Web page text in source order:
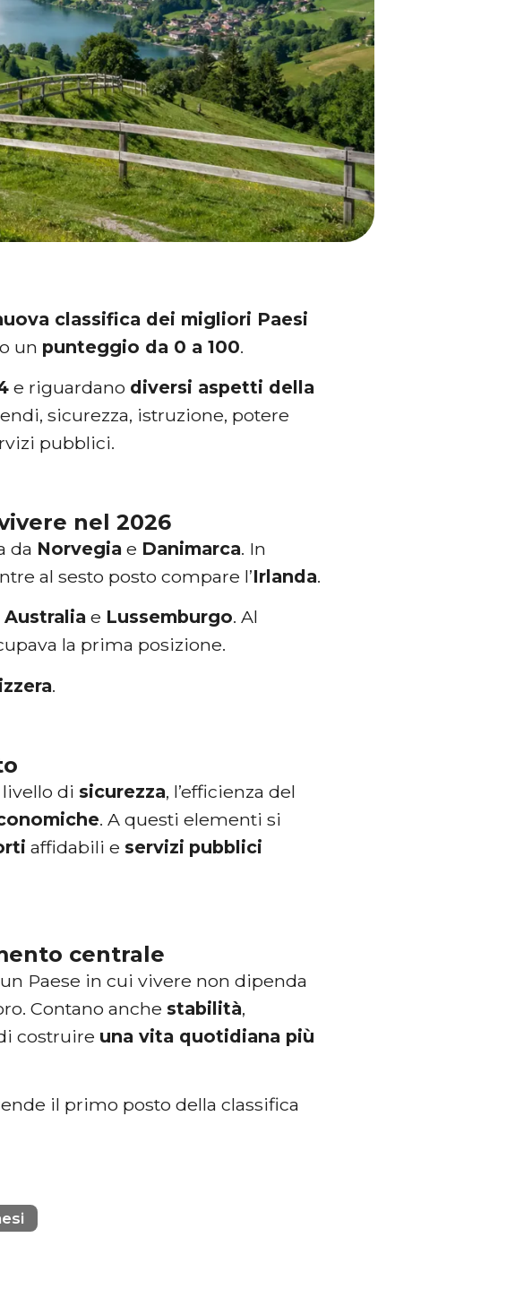
classifica dei migliori Paesi
un punteggio da 0 a 100.
e riguardano diversi aspetti della
sicurezza, istruzione, potere
pubblici.
nel 2026
da Norvegia e Danimarca. In
al sesto posto compare l’Irlanda.
Australia e Lussemburgo. Al
la prima posizione.
.
livello di sicurezza, l’efficienza del
. A questi elementi si
affidabili e servizi pubblici
centrale
Paese in cui vivere non dipenda
Contano anche stabilità,
costruire una vita quotidiana più
il primo posto della classifica